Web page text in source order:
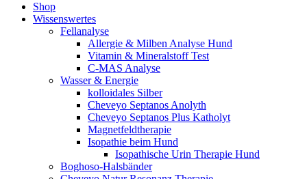
Shop
Wissenswertes
Fellanalyse
Allergie & Milben Analyse Hund
Vitamin & Mineralstoff Test
C-MAS Analyse
Wasser & Energie
kolloidales Silber
Cheveyo Septanos Anolyth
Cheveyo Septanos Plus Katholyt
Magnetfeldtherapie
Isopathie beim Hund
Isopathische Urin Therapie Hund
Boghoso-Halsbänder